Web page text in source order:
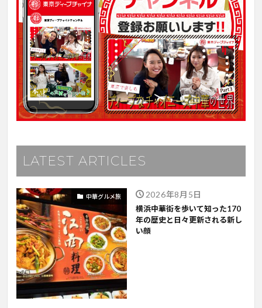
LATEST ARTICLES
中華グルメ旅 2026年8月5日
横浜中華街を歩いて知った170
年の歴史と日々更新される新し
い顔